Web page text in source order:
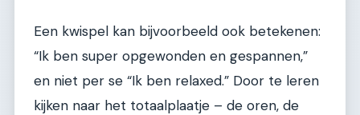
Een kwispel kan bijvoorbeeld ook betekenen:
“Ik ben super opgewonden en gespannen,”
en niet per se “Ik ben relaxed.” Door te leren
kijken naar het totaalplaatje – de oren, de